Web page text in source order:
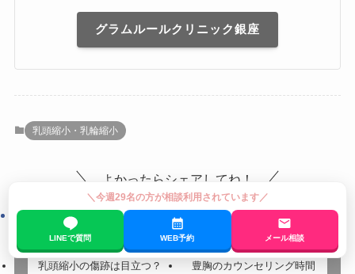
グラムルールクリニック銀座
乳頭縮小・乳輪縮小
よかったらシェアしてね！
乳頭縮小の傷跡は目立つ？ 豊胸のカウンセリング時間
＼今週29名の方が相談利用されています／
LINEで質問 WEB予約 メール相談